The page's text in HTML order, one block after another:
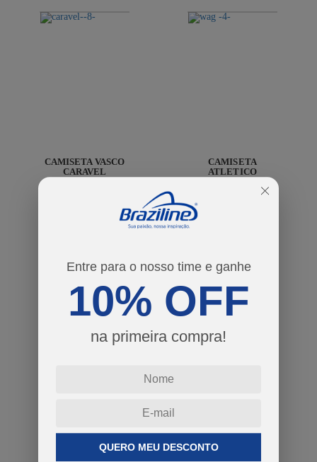
Entre para o nosso time e ganhe
10% OFF
na primeira compra!
QUERO MEU DESCONTO
CAMISETA VASCO
CARAVEL
COMPRAR
CAMISETA
ATLETICO
COMPRAR
CAMISETA